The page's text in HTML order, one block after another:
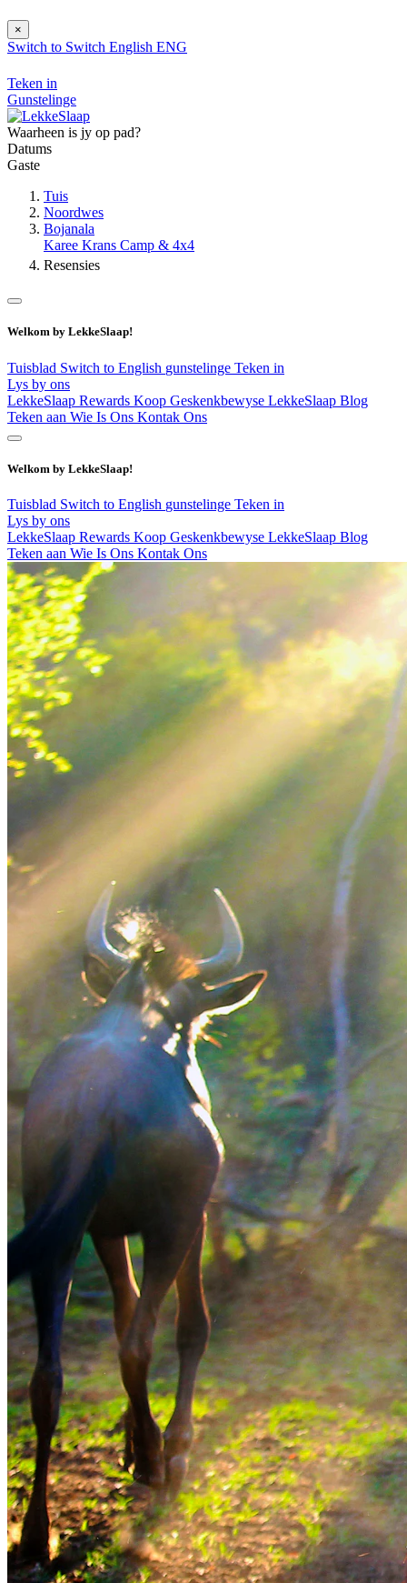
×
Switch to Switch English ENG
Teken in
Gunstelinge
Waarheen is jy op pad?
Datums
Gaste
Tuis
Noordwes
Bojanala
Karee Krans Camp & 4x4
Resensies
Welkom by LekkeSlaap!
Tuisblad Switch to English gunstelinge Teken in
Lys by ons
LekkeSlaap Rewards Koop Geskenkbewyse LekkeSlaap Blog
Teken aan Wie Is Ons Kontak Ons
Welkom by LekkeSlaap!
Tuisblad Switch to English gunstelinge Teken in
Lys by ons
LekkeSlaap Rewards Koop Geskenkbewyse LekkeSlaap Blog
Teken aan Wie Is Ons Kontak Ons